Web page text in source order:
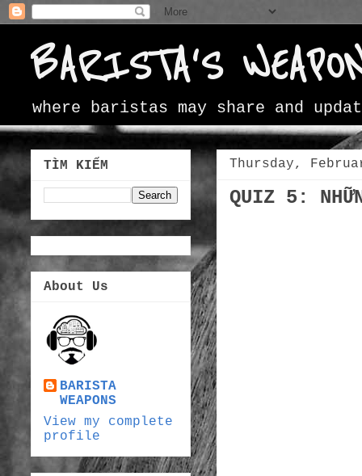
BARISTA'S
where baristas may share and
Thursday,
QUIZ 5:
TÌM KIẾM
About Us
BARISTA
WEAPONS
View my complete
profile